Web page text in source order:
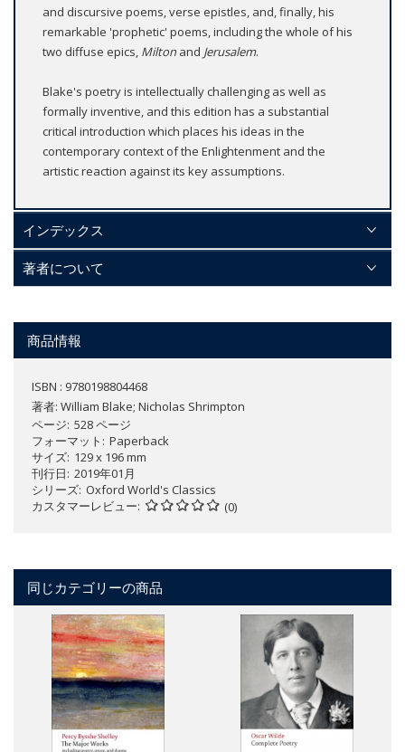
and discursive poems, verse epistles, and, finally, his
remarkable 'prophetic' poems, including the whole of his
two diffuse epics, Miltonand Jerusalem.
Blake's poetry is intellectually challenging as well as
formally inventive, and this edition has a substantial
critical introduction which places his ideas in the
contemporary context of the Enlightenment and the
artistic reaction against its key assumptions.
インデックス
著者について
商品情報
ISBN : 9780198804468
著者: William Blake; Nicholas Shrimpton
ページ 528 ページ
フォーマット
Paperback
サイズ 129 x 196 mm
刊行日 2019年01月
シリーズ Oxford World's Classics
カスタマーレビュー
(0)
同じカテゴリーの商品